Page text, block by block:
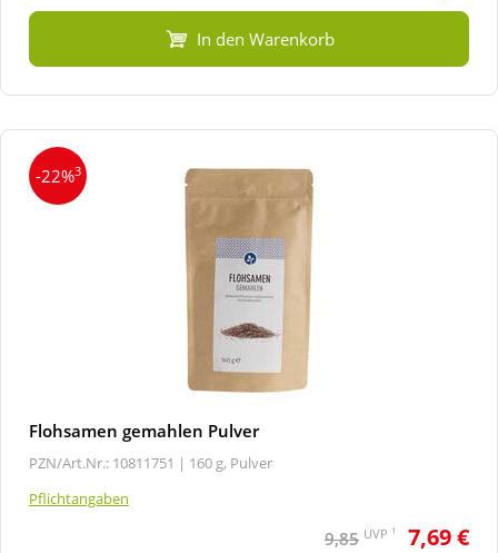
In den Warenkorb
-22%3
Flohsamen gemahlen Pulver
PZN/Art.Nr.: 10811751 | 160 g, Pulver
Pflichtangaben
9,85 UVP 1 7,69 €